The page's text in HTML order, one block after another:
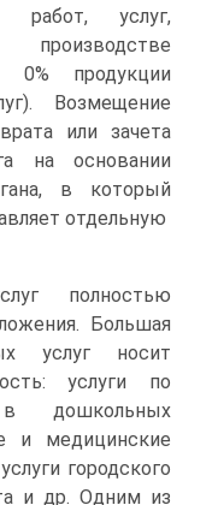
работ, услуг,
0% продукции
Возмещение
или зачета
на основании
в который
отдельную
полностью
Большая
услуг носит
услуги по
дошкольных
и медицинские
городского
и др. Одним из